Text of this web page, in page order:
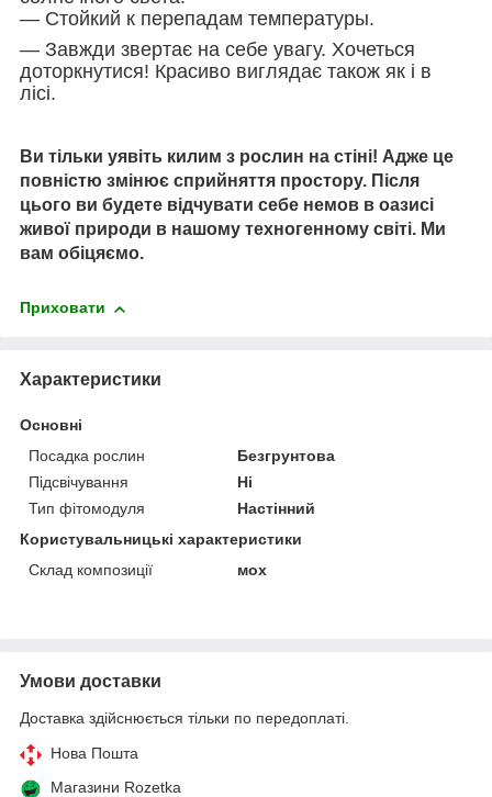
― Стойкий к перепадам температуры.
― Завжди звертає на себе увагу. Хочеться
доторкнутися! Красиво виглядає також як і в
лісі.
Ви тільки уявіть килим з рослин на стіні! Адже це
повністю змінює сприйняття простору. Після
цього ви будете відчувати себе немов в оазисі
живої природи в нашому техногенному світі. Ми
вам обіцяємо.
Приховати
Характеристики
Основні
Посадка рослин
Безгрунтова
Підсвічування
Ні
Тип фітомодуля
Настінний
Користувальницькі характеристики
Склад композиції
мох
Умови доставки
Доставка здійснюється тільки по передоплаті.
Нова Пошта
Магазини Rozetka